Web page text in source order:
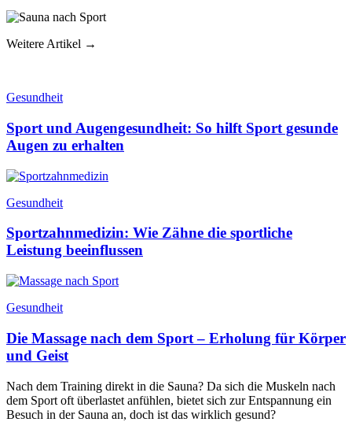
Weitere Artikel →
Gesundheit
Sport und Augengesundheit: So hilft Sport gesunde
Augen zu erhalten
Gesundheit
Sportzahnmedizin: Wie Zähne die sportliche
Leistung beeinflussen
Gesundheit
Die Massage nach dem Sport – Erholung für Körper
und Geist
Nach dem Training direkt in die Sauna? Da sich die Muskeln nach
dem Sport oft überlastet anfühlen, bietet sich zur Entspannung ein
Besuch in der Sauna an, doch ist das wirklich gesund?